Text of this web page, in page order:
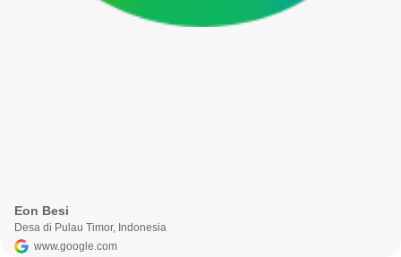
Eon Besi
Desa di Pulau Timor, Indonesia
www.google.com